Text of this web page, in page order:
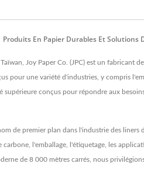
En Papier Durables Et Solutions
Joy Paper Co. (JPC) est un fabricant
pour une variété d'industries, y compris
supérieure conçus pour répondre aux
de premier plan dans l'industrie des
carbone, l'emballage, l'étiquetage, les
de 8 000 mètres carrés, nous